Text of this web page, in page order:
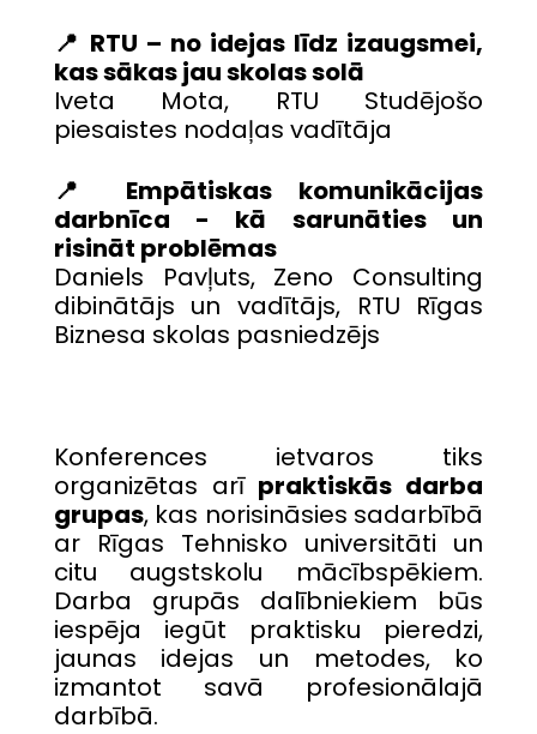
📍 RTU – no idejas līdz izaugsmei,
kas sākas jau skolas solā
Iveta Mota, RTU Studējošo
piesaistes nodaļas vadītāja
📍 Empātiskas komunikācijas
darbnīca - kā sarunāties un
risināt problēmas
Daniels Pavļuts, Zeno Consulting
dibinātājs un vadītājs, RTU Rīgas
Biznesa skolas pasniedzējs
Konferences ietvaros tiks
organizētas arī praktiskās darba
grupas, kas norisināsies sadarbībā
ar Rīgas Tehnisko universitāti un
citu augstskolu mācībspēkiem.
Darba grupās dalībniekiem būs
iespēja iegūt praktisku pieredzi,
jaunas idejas un metodes, ko
izmantot savā profesionālajā
darbībā.